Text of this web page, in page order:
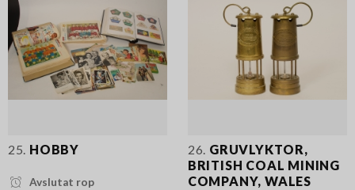
25. HOBBY
Avslutat rop
26. GRUVLYKTOR,
BRITISH COAL MINING
COMPANY, WALES